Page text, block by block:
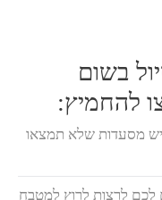
בשום
להחמיץ:
מסעדות שלא תמצאו
לכם לרצות לרוץ למטבח